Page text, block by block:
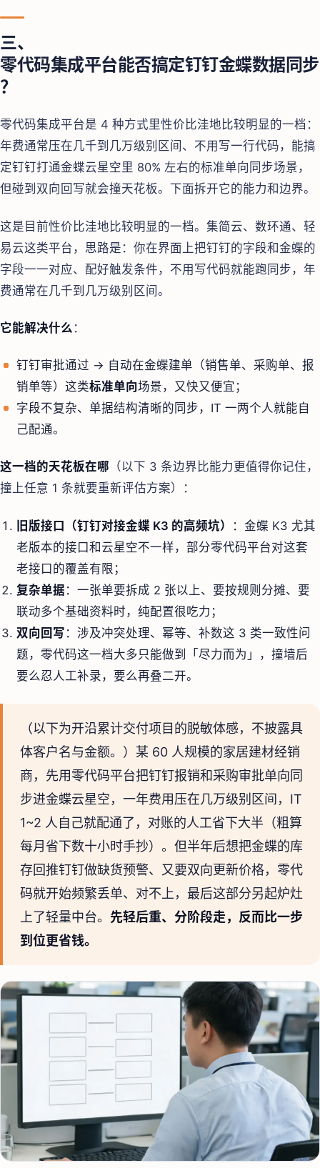
三、
零代码集成平台能否搞定钉钉金蝶数据同步
？
零代码集成平台是 4 种方式里性价比洼地比较明显的一档：
年费通常压在几千到几万级别区间、不用写一行代码，能搞
定钉钉打通金蝶云星空里 80% 左右的标准单向同步场景，
但碰到双向回写就会撞天花板。下面拆开它的能力和边界。
这是目前性价比洼地比较明显的一档。集简云、数环通、轻
易云这类平台，思路是：你在界面上把钉钉的字段和金蝶的
字段一一对应、配好触发条件，不用写代码就能跑同步，年
费通常在几千到几万级别区间。
它能解决什么 ：
钉钉审批通过 → 自动在金蝶建单（销售单、采购单、报
销单等）这类标准单向场景，又快又便宜；
字段不复杂、单据结构清晰的同步，IT 一两个人就能自
己配通。
这一档的天花板在哪 （以下 3 条边界比能力更值得你记住，
撞上任意 1 条就要重新评估方案）：
旧版接口（钉钉对接金蝶 K3 的高频坑）
：金蝶 K3 尤其
老版本的接口和云星空不一样，部分零代码平台对这套
老接口的覆盖有限；
复杂单据 ：一张单要拆成 2 张以上、要按规则分摊、要
联动多个基础资料时，纯配置很吃力；
双向回写 ：涉及冲突处理、幂等、补数这 3 类一致性问
题，零代码这一档大多只能做到「尽力而为」，撞墙后
要么忍人工补录，要么再叠二开。
（以下为开沿累计交付项目的脱敏体感，不披露具
体客户名与金额。）某 60 人规模的家居建材经销
商，先用零代码平台把钉钉报销和采购审批单向同
步进金蝶云星空，一年费用压在几万级别区间，IT
1~2 人自己就配通了，对账的人工省下大半（粗算
每月省下数十小时手抄）。但半年后想把金蝶的库
存回推钉钉做缺货预警、又要双向更新价格，零代
码就开始频繁丢单、对不上，最后这部分另起炉灶
上了轻量中台。 先轻后重、分阶段走，反而比一步
到位更省钱。